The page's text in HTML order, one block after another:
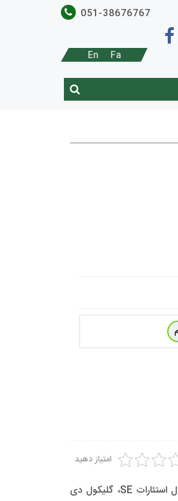
051-38676767
Fa
En
امتیاز دهید
اتیلن گلیکول دی استئارات ترکیبی است که بر پایه اسید استئاریک، یک اسید چرب طبیعی وجود دارد. نسبت نزدیک به گلیکول استئارات و گلیکول استئارات SE، گلیکول دی